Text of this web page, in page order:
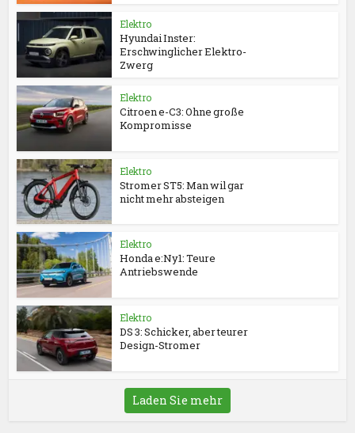
Elektro
Hyundai Inster:
Erschwinglicher Elektro-
Zwerg
Elektro
Citroen e-C3: Ohne große
Kompromisse
Elektro
Stromer ST5: Man wil gar
nicht mehr absteigen
Elektro
Honda e:Ny1: Teure
Antriebswende
Elektro
DS 3: Schicker, aber teurer
Design-Stromer
Laden Sie mehr